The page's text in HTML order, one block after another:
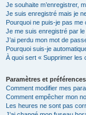
Je souhaite m’enregistrer,
Je suis enregistré mais je
Pourquoi ne puis-je pas me
Je me suis enregistré par
J’ai perdu mon mot de
Pourquoi suis-je
À quoi sert « Supprimer les
Paramètres et
Comment modifier mes
Comment empêcher mon
Les heures ne sont pas